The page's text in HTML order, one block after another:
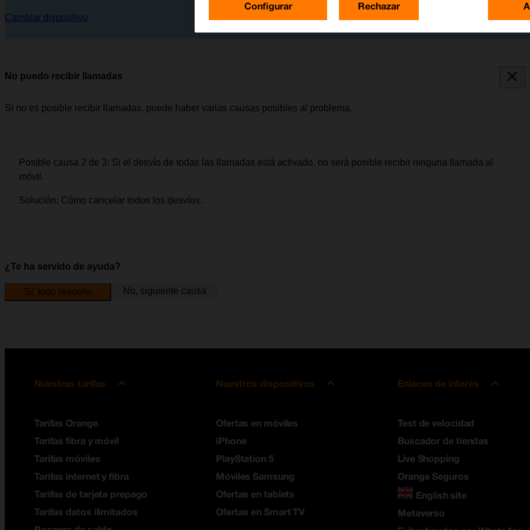
Cambiar dispositivo
No puedo recibir llamadas
Si no es posible recibir llamadas, puede haber varias causas posibles al problema.
Posible causa 2 de 3: Si el desvío de todas las llamadas está activado, no será posible recibir ninguna llamada al
móvil.
Solución: Cómo cancelar todos los desvíos.
¿Te ha servido de ayuda?
Sí, todo resuelto No, siguiente causa
Nuestras tarifas
Tarifas Orange
Tarifas fibra y móvil
Tarifas móviles
Tarifas internet y fibra
Tarifas de tarjeta prepago
Tarifas datos ilimitados
Nuestros dispositivos
Ofertas en móviles
iPhone
PlayStation 5
Móviles Samsung
Ofertas en tablets
Ofertas en Smart TV
Enlaces de interés
Test de velocidad
Buscador de tiendas
Live Shopping
Orange Seguros
English site
Metaverso
Configurar Rechazar